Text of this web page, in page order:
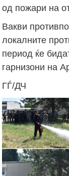
од пожари на
Вакви
локалните
период ќе
гарнизони на
ГЃ/ДЧ